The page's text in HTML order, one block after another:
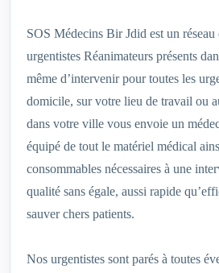
SOS Médecins Bir Jdid est un réseau
urgentistes Réanimateurs présents
même d’intervenir pour toutes les
domicile, sur votre lieu de travail ou
dans votre ville vous envoie un
équipé de tout le matériel médical
consommables nécessaires à une
qualité sans égale, aussi rapide
sauver chers patients.
Nos urgentistes sont parés à toutes